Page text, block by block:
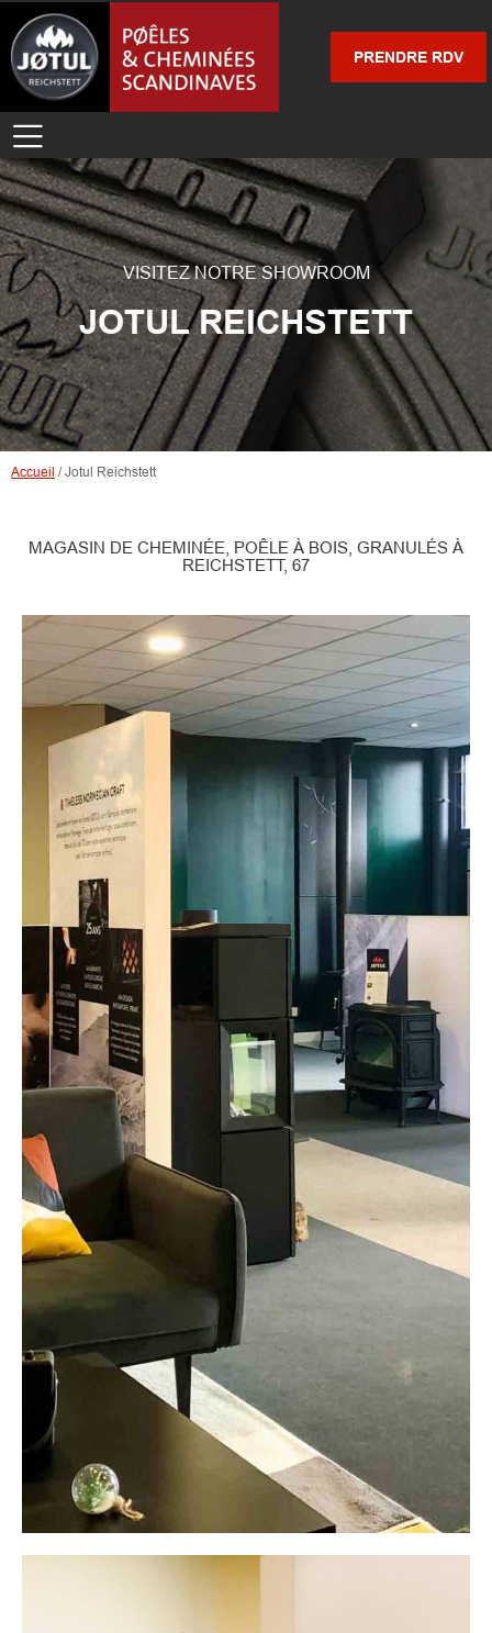
PRENDRE RDV
VISITEZ NOTRE SHOWROOM
JOTUL REICHSTETT
Accueil / Jotul Reichstett
MAGASIN DE CHEMINÉE, POÊLE À BOIS, GRANULÉS À
REICHSTETT, 67